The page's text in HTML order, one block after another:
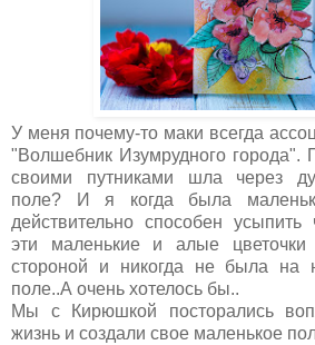
У меня почему-то маки всегда
"Волшебник Изумрудного города".
своими путниками шла через
поле? И я когда была
действительно способен усыпить
эти маленькие и алые цветочки
стороной и никогда не была на
поле..А очень хотелось бы..
Мы с Кирюшкой посторались
жизнь и создали свое маленькое